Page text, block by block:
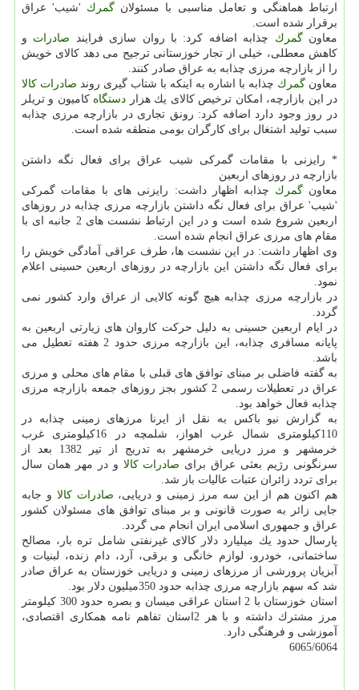
ارتباط هماهنگی و تعامل مناسبی با مسئولان گمرك 'شیب' عراق
برقرار شده است.
معاونگمرك چذابه اضافه كرد: با روان سازی فرایند صادرات و
كاهش معطلی، خیلی از تجار خوزستانی ترجیح می دهد كالای خویش
را از بازارچه مرزی چذابه به عراق صادر كنند.
معاون گمرك چذابه با اشاره به اینكه با شتاب گیری روند صادرات كالا
در این بازارچه، امكان ترخیص كالای یك هزار دستگاه كامیون و تریلر
در روز وجود دارد اضافه كرد: رونق تجاری در بازارچه مرزی چذابه
سبب تولید اشتغال برای كارگران بومی منطقه شده است.
* رایزنی با مقامات گمركی شیب عراق برای فعال نگه داشتن
بازارچه در روزهای اربعین
معاونگمرك چذابه اظهار داشت: رایزنی های با مقامات گمركی
'شیب' عراق برای فعال نگه داشتن بازارچه مرزی چذابه در روزهای
اربعین شروع شده است و در این ارتباط نشست های 2 جانبه ای با
مقام های مرزی عراق انجام شده است.
وی اظهار داشت: در این نشست ها، طرف عراقی آمادگی خویش را
برای فعال نگه داشتن این بازارچه در روزهای اربعین حسینی اعلام
نمود.
در بازارچه مرزی چذابه هیچ گونه كالایی از عراق وارد كشور نمی
گردد.
در ایام اربعین حسینی به دلیل حركت كاروان های زیارتی اربعین به
پایانه مسافری چذابه، این بازارچه مرزی حدود 2 هفته تعطیل می
باشد.
به گفته فاضلی بر مبنای توافق های قبلی با مقام های محلی و مرزی
عراق در تعطیلات رسمی 2 كشور بجز روزهای جمعه بازارچه مرزی
چذابه فعال خواهد بود.
به گزارش نیو باكس به نقل از ایرنا مرزهای زمینی چذابه در
110كیلومتری شمال غرب اهواز، شلمچه در 16كیلومتری غرب
خرمشهر و مرز دریایی خرمشهر به تدریج از تیر 1382 بعد از
سرنگونی رژیم بعثی عراق برای صادرات كالا و در مهر همان سال
برای تردد زائران عتبات عالیات باز شد.
هم اكنون هم از این سه مرز زمینی و دریایی، صادرات كالا و جابه
جایی زائر به صورت قانونی و بر مبنای توافق های مسئولان كشور
عراق و جمهوری اسلامی ایران انجام می گردد.
پارسال حدود یك میلیارد دلار كالای غیرنفتی شامل تره بار، مصالح
ساختمانی، خودرو، لوازم خانگی و برقی، آرد، دام زنده، لبنیات و
آبزیان پرورشی از مرزهای زمینی و دریایی خوزستان به عراق صادر
شد كه سهم بازارچه مرزی چذابه حدود 350میلیون دلار بود.
استان خوزستان با 2 استان عراقی میسان و بصره حدود 300 كیلومتر
مرز مشترك داشته و با هر 2استان تفاهم نامه همكاری اقتصادی،
آموزشی و فرهنگی دارد.
6065/6064